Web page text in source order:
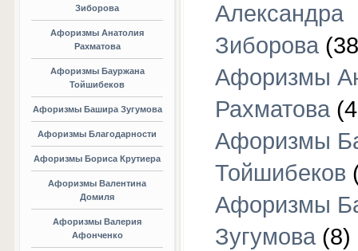
Зиборова
Афоризмы Анатолия
Рахматова
Афоризмы Бауржана
Тойшибеков
Афоризмы Башира Зугумова
Афоризмы Благодарности
Афоризмы Бориса Крутиера
Афоризмы Валентина
Домиля
Афоризмы Валерия
Афонченко
Александра
Зиборова
Афоризмы
Рахматова
Афоризмы
Тойшибеков
Афоризмы
Зугумова (8)